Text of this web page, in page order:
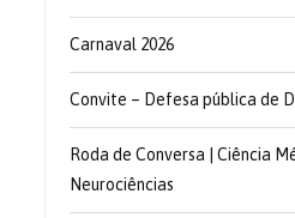
Carnaval 2026
Convite – Defesa pública de
Roda de Conversa | Ciência
Neurociências